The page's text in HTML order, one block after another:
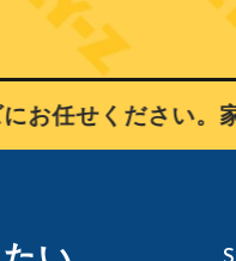
せください。家